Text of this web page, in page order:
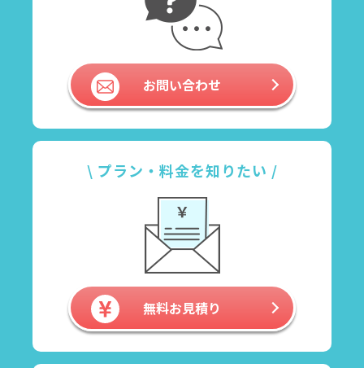
お問い合わせ
\ プラン・料金を知りたい /
無料お見積り